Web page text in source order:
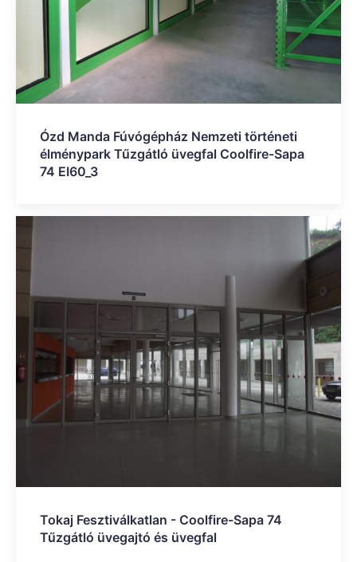
Ózd Manda Fúvógépház Nemzeti történeti
élménypark Tűzgátló üvegfal Coolfire-Sapa
74 EI60_3
Tokaj Fesztiválkatlan - Coolfire-Sapa 74
Tűzgátló üvegajtó és üvegfal